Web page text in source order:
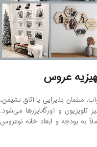
مبلمان پذیرایی یا اتاق نشیمن،
و اورگانایزرها می‌شود.
به بودجه و ابعاد خانه نوعروس